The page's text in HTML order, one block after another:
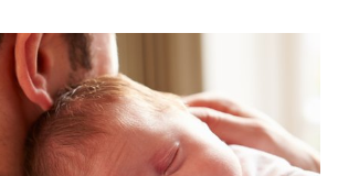
Tragedija je pretresla Brazilijo
svetu.